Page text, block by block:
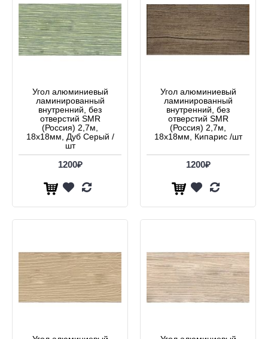
Угол алюминиевый
ламинированный
внутренний, без
отверстий SMR
(Россия) 2,7м,
18х18мм, Дуб Серый /
шт
1200₽
Угол алюминиевый
ламинированный
внутренний, без
отверстий SMR
(Россия) 2,7м,
18х18мм, Кипарис /шт
1200₽